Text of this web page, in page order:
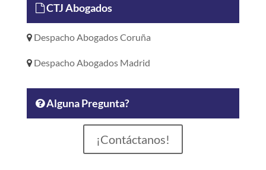
CTJ Abogados
Despacho Abogados Coruña
Despacho Abogados Madrid
Alguna Pregunta?
¡Contáctanos!